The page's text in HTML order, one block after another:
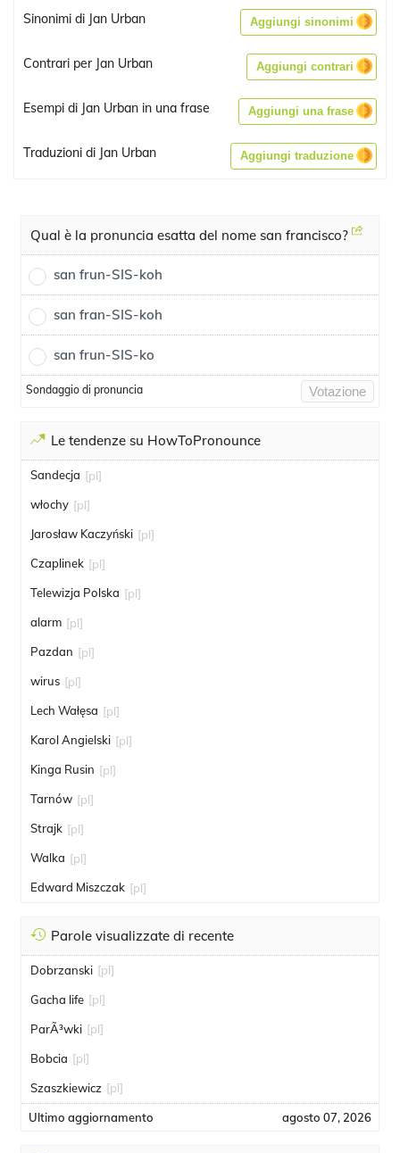
Sinonimi di Jan Urban Aggiungi sinonimi
Contrari per Jan Urban Aggiungi contrari
Esempi di Jan Urban in una frase Aggiungi una frase
Traduzioni di Jan Urban Aggiungi traduzione
Qual è la pronuncia esatta del nome san francisco?
san frun-SIS-koh
san fran-SIS-koh
san frun-SIS-ko
Sondaggio di pronuncia Votazione
Le tendenze su HowToPronounce
Sandecja [pl]
włochy [pl]
Jarosław Kaczyński [pl]
Czaplinek [pl]
Telewizja Polska [pl]
alarm [pl]
Pazdan [pl]
wirus [pl]
Lech Wałęsa [pl]
Karol Angielski [pl]
Kinga Rusin [pl]
Tarnów [pl]
Strajk [pl]
Walka [pl]
Edward Miszczak [pl]
Parole visualizzate di recente
Dobrzanski [pl]
Gacha life [pl]
ParÃ³wki [pl]
Bobcia [pl]
Szaszkiewicz [pl]
Ultimo aggiornamento agosto 07, 2026